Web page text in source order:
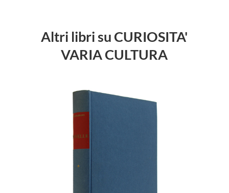
Altri libri su CURIOSITA'
VARIA CULTURA